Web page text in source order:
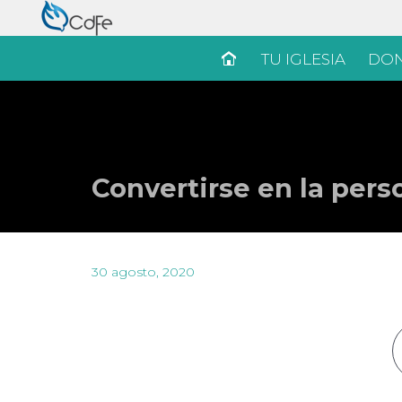
TU IGLESIA
Convertirse en la
30 agosto, 2020